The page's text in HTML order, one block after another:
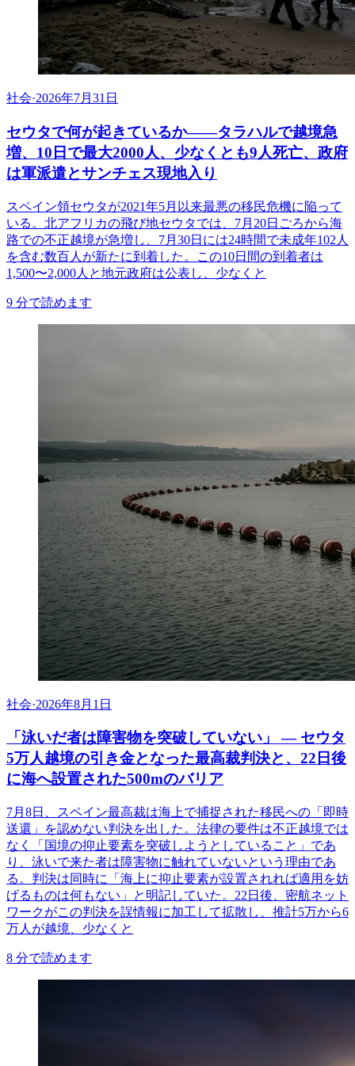
社会·2026年7月31日
セウタで何が起きているか——タラハルで越境急
増、10日で最大2000人、少なくとも9人死亡、政府
は軍派遣とサンチェス現地入り
スペイン領セウタが2021年5月以来最悪の移民危機に陥って
いる。北アフリカの飛び地セウタでは、7月20日ごろから海
路での不正越境が急増し、7月30日には24時間で未成年102人
を含む数百人が新たに到着した。この10日間の到着者は
1,500〜2,000人と地元政府は公表し、少なくと
9 分で読めます
社会·2026年8月1日
「泳いだ者は障害物を突破していない」 ― セウタ
5万人越境の引き金となった最高裁判決と、22日後
に海へ設置された500mのバリア
7月8日、スペイン最高裁は海上で捕捉された移民への「即時
送還」を認めない判決を出した。法律の要件は不正越境では
なく「国境の抑止要素を突破しようとしていること」であ
り、泳いで来た者は障害物に触れていないという理由であ
る。判決は同時に「海上に抑止要素が設置されれば適用を妨
げるものは何もない」と明記していた。22日後、密航ネット
ワークがこの判決を誤情報に加工して拡散し、推計5万から6
万人が越境、少なくと
8 分で読めます